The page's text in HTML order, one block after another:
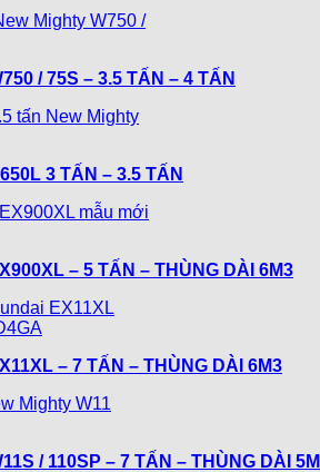
/ 75S – 3.5 TẤN – 4 TẤN
3 TẤN – 3.5 TẤN
– 5 TẤN – THÙNG DÀI 6M3
– 7 TẤN – THÙNG DÀI 6M3
/ 110SP – 7 TẤN – THÙNG DÀI 5M